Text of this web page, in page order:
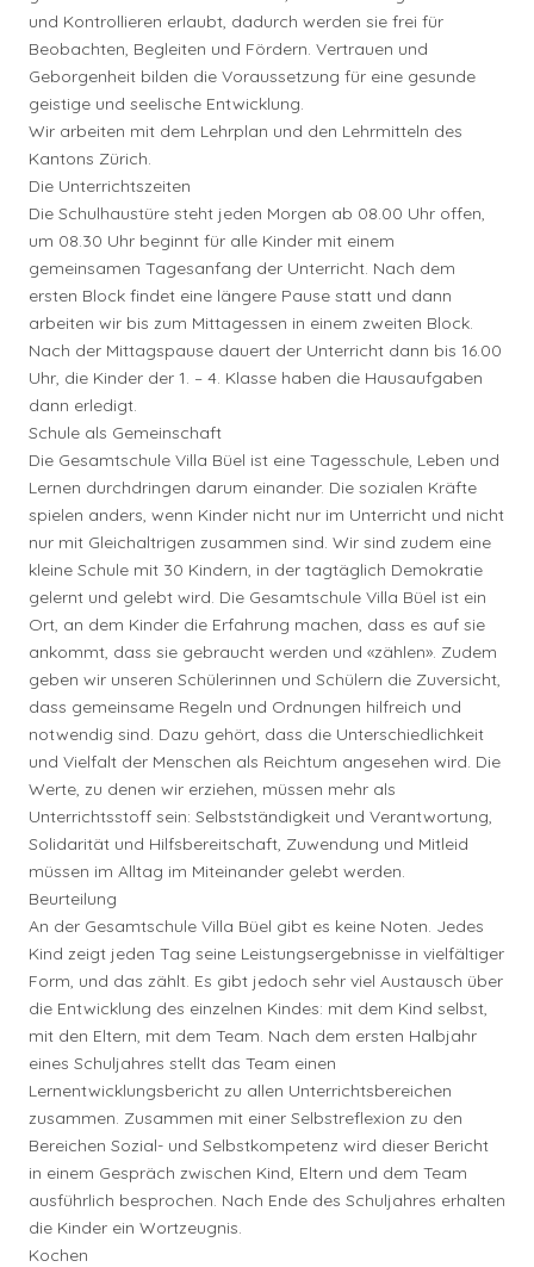
und Kontrollieren erlaubt, dadurch werden sie frei für
Beobachten, Begleiten und Fördern. Vertrauen und
Geborgenheit bilden die Voraussetzung für eine gesunde
geistige und seelische Entwicklung.
Wir arbeiten mit dem Lehrplan und den Lehrmitteln des
Kantons Zürich.
Die Unterrichtszeiten
Die Schulhaustüre steht jeden Morgen ab 08.00 Uhr offen,
um 08.30 Uhr beginnt für alle Kinder mit einem
gemeinsamen Tagesanfang der Unterricht. Nach dem
ersten Block findet eine längere Pause statt und dann
arbeiten wir bis zum Mittagessen in einem zweiten Block.
Nach der Mittagspause dauert der Unterricht dann bis 16.00
Uhr, die Kinder der 1. – 4. Klasse haben die Hausaufgaben
dann erledigt.
Schule als Gemeinschaft
Die Gesamtschule Villa Büel ist eine Tagesschule, Leben und
Lernen durchdringen darum einander. Die sozialen Kräfte
spielen anders, wenn Kinder nicht nur im Unterricht und nicht
nur mit Gleichaltrigen zusammen sind. Wir sind zudem eine
kleine Schule mit 30 Kindern, in der tagtäglich Demokratie
gelernt und gelebt wird. Die Gesamtschule Villa Büel ist ein
Ort, an dem Kinder die Erfahrung machen, dass es auf sie
ankommt, dass sie gebraucht werden und «zählen». Zudem
geben wir unseren Schülerinnen und Schülern die Zuversicht,
dass gemeinsame Regeln und Ordnungen hilfreich und
notwendig sind. Dazu gehört, dass die Unterschiedlichkeit
und Vielfalt der Menschen als Reichtum angesehen wird. Die
Werte, zu denen wir erziehen, müssen mehr als
Unterrichtsstoff sein: Selbstständigkeit und Verantwortung,
Solidarität und Hilfsbereitschaft, Zuwendung und Mitleid
müssen im Alltag im Miteinander gelebt werden.
Beurteilung
An der Gesamtschule Villa Büel gibt es keine Noten. Jedes
Kind zeigt jeden Tag seine Leistungsergebnisse in vielfältiger
Form, und das zählt. Es gibt jedoch sehr viel Austausch über
die Entwicklung des einzelnen Kindes: mit dem Kind selbst,
mit den Eltern, mit dem Team. Nach dem ersten Halbjahr
eines Schuljahres stellt das Team einen
Lernentwicklungsbericht zu allen Unterrichtsbereichen
zusammen. Zusammen mit einer Selbstreflexion zu den
Bereichen Sozial- und Selbstkompetenz wird dieser Bericht
in einem Gespräch zwischen Kind, Eltern und dem Team
ausführlich besprochen. Nach Ende des Schuljahres erhalten
die Kinder ein Wortzeugnis.
Kochen